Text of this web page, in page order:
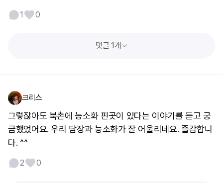
1 0
댓글 1개
크리스
그렇잖아도 북촌에 능소화 핀곳이 있다는 이야기를 듣고 궁
금했었어요. 우리 담장과 능소화가 잘 어울리네요. 즐감합니
다. ^^
2 0